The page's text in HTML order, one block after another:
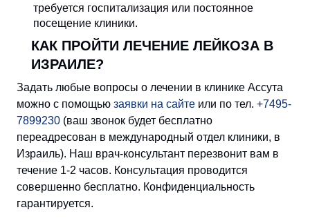
требуется госпитализация или постоянное
посещение клиники.
КАК ПРОЙТИ ЛЕЧЕНИЕ ЛЕЙКОЗА В
ИЗРАИЛЕ?
Задать любые вопросы о лечении в клинике Ассута
можно с помощью заявки на сайте или по тел. +7495-
7899230 (ваш звонок будет бесплатно
переадресован в международный отдел клиники, в
Израиль). Наш врач-консультант перезвонит вам в
течение 1-2 часов. Консультация проводится
совершенно бесплатно. Конфиденциальность
гарантируется.